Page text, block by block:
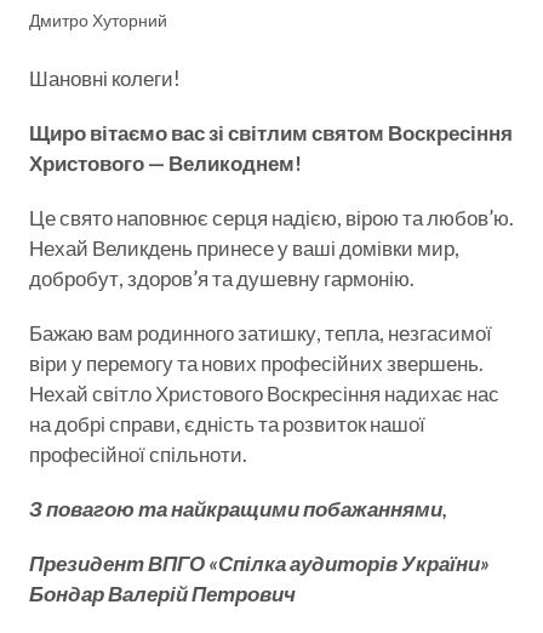
Дмитро Хуторний
Шановні колеги!
Щиро вітаємо вас зі світлим святом Воскресіння
Христового — Великоднем!
Це свято наповнює серця надією, вірою та любов’ю.
Нехай Великдень принесе у ваші домівки мир,
добробут, здоров’я та душевну гармонію.
Бажаю вам родинного затишку, тепла, незгасимої
віри у перемогу та нових професійних звершень.
Нехай світло Христового Воскресіння надихає нас
на добрі справи, єдність та розвиток нашої
професійної спільноти.
З повагою та найкращими побажаннями,
Президент ВПГО «Спілка аудиторів України»
Бондар Валерій Петрович